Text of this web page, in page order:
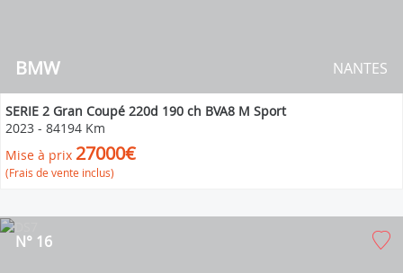
BMW NANTES
SERIE 2 Gran Coupé 220d 190 ch BVA8 M Sport
2023 - 84194 Km
Mise à prix 27000€
(Frais de vente inclus)
N° 16